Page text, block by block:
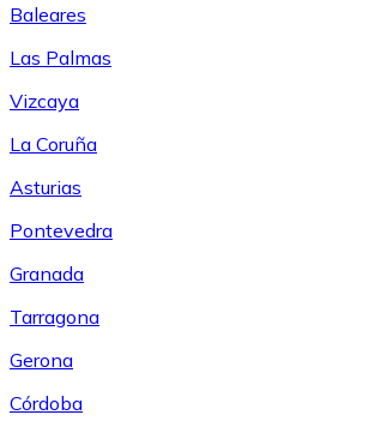
Baleares
Las Palmas
Vizcaya
La Coruña
Asturias
Pontevedra
Granada
Tarragona
Gerona
Córdoba